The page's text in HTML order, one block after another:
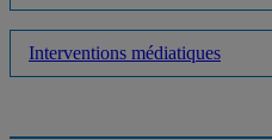
Interventions médiatiques